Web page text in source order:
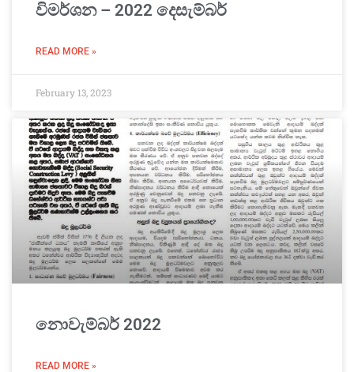
විමර්ශන – 2022 දෙසැම්බර්
READ MORE »
February 13, 2023
නොවැම්බර් 2022
READ MORE »